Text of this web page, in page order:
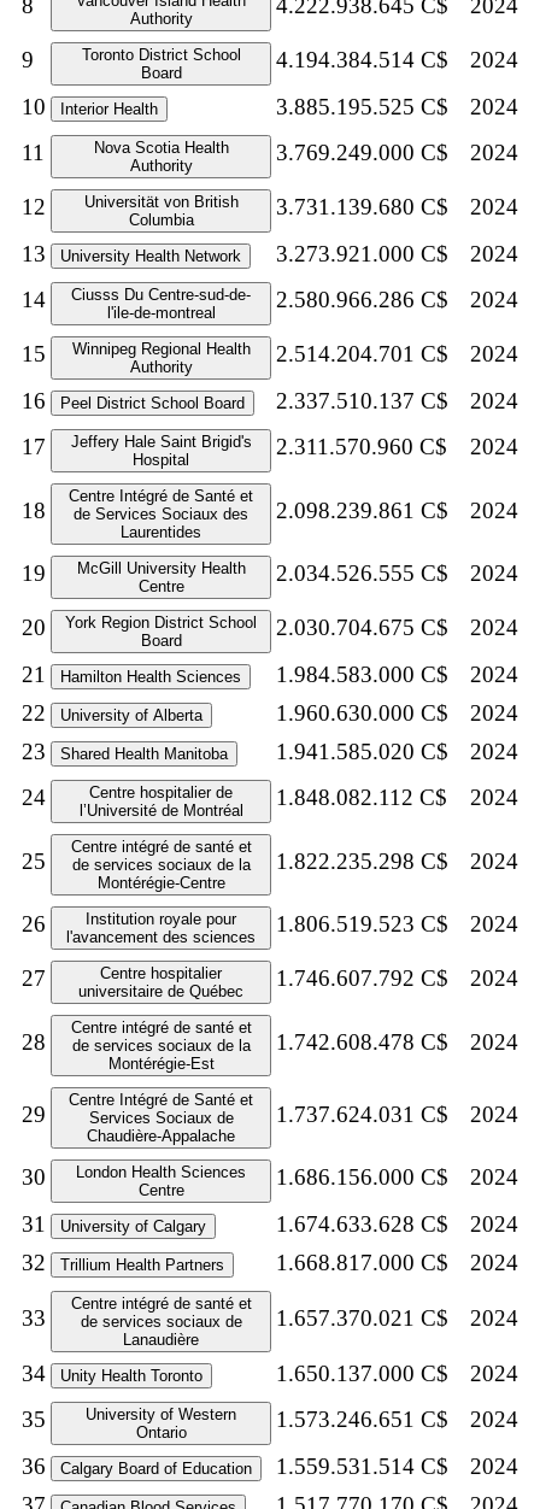
8
Authority
4.222.938.645 C$ 2024
9
Toronto District School
Board
4.194.384.514 C$
2024
10
Interior Health 3.885.195.525 C$
2024
11
Nova Scotia Health
Authority
3.769.249.000 C$ 2024
12
Universität von British
Columbia
3.731.139.680 C$
2024
13
University Health Network 3.273.921.000 C$
2024
14
Ciusss Du Centre-sud-de-
l'ile-de-montreal
2.580.966.286 C$ 2024
15
Winnipeg Regional Health
Authority
2.514.204.701 C$
2024
16
Peel District School Board 2.337.510.137 C$
2024
17
Jeffery Hale Saint Brigid's
Hospital
2.311.570.960 C$ 2024
18
Centre Intégré de Santé et
de Services Sociaux des
Laurentides
2.098.239.861 C$ 2024
19
McGill University Health
Centre
2.034.526.555 C$ 2024
20
York Region District School
Board
2.030.704.675 C$
2024
21
Hamilton Health Sciences 1.984.583.000 C$
2024
22
University of Alberta 1.960.630.000 C$
2024
23
Shared Health Manitoba 1.941.585.020 C$
2024
24
Centre hospitalier de
l’Université de Montréal
1.848.082.112 C$ 2024
25
Centre intégré de santé et
de services sociaux de la
Montérégie-Centre
1.822.235.298 C$ 2024
26
Institution royale pour
l'avancement des sciences
1.806.519.523 C$ 2024
27
Centre hospitalier
universitaire de Québec
1.746.607.792 C$ 2024
28
Centre intégré de santé et
de services sociaux de la
Montérégie-Est
1.742.608.478 C$ 2024
29
Centre Intégré de Santé et
Services Sociaux de
Chaudière-Appalache
1.737.624.031 C$ 2024
30
London Health Sciences
Centre
1.686.156.000 C$
2024
31
University of Calgary 1.674.633.628 C$
2024
32
Trillium Health Partners 1.668.817.000 C$ 2024
33
Centre intégré de santé et
de services sociaux de
Lanaudière
1.657.370.021 C$ 2024
34 Unity Health Toronto 1.650.137.000 C$
2024
35
University of Western
Ontario
1.573.246.651 C$
2024
36
Calgary Board of Education 1.559.531.514 C$
2024